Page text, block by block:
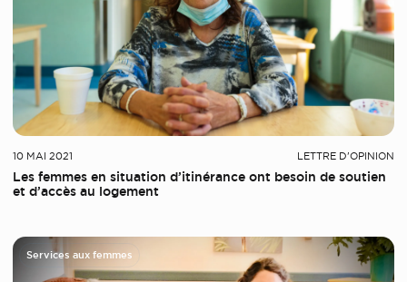
10 MAI 2021 LETTRE D'OPINION
Les femmes en situation d’itinérance ont besoin de soutien
et d’accès au logement
Services aux femmes